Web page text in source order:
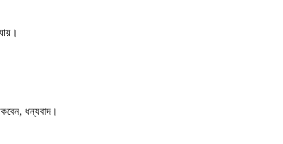
ধন্যবাদ।